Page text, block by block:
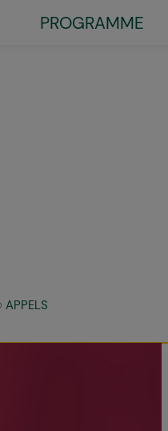
PROGRAMME
APPELS